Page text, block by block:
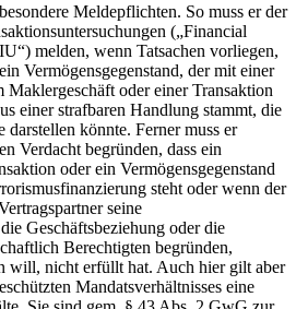
Meldepflichten. So muss er der
(„Financial
melden, wenn Tatsachen vorliegen,
Vermögensgegenstand, der mit einer
Maklergeschäft oder einer Transaktion
einer strafbaren Handlung stammt, die
darstellen könnte. Ferner muss er
Verdacht begründen, dass ein
oder ein Vermögensgegenstand
steht oder wenn der
seine
Geschäftsbeziehung oder die
Berechtigten begründen,
will, nicht erfüllt hat. Auch hier gilt aber
Mandatsverhältnisses eine